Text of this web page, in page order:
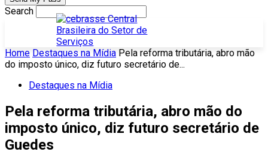
Search
Home Destaques na Mídia Pela reforma tributária, abro mão
do imposto único, diz futuro secretário de...
Destaques na Mídia
Pela reforma tributária, abro mão do
imposto único, diz futuro secretário de
Guedes